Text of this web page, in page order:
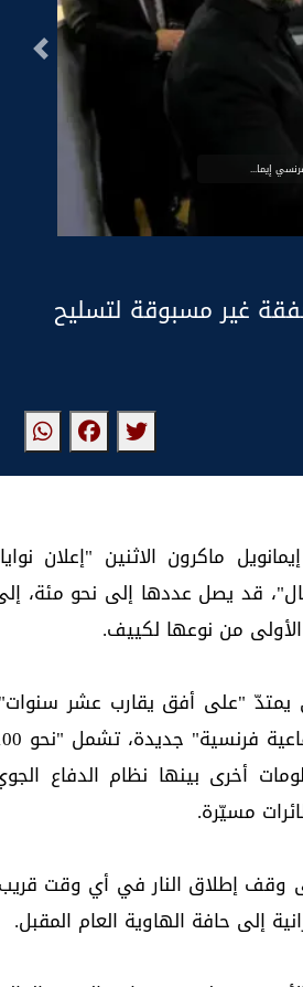
إيما...
التالى
غير مسبوقة لتسليح
ماكرون الاثنين "إعلان
قد يصل عددها إلى نحو مئة،
من نوعها لكييف.
يمتدّ "على أفق يقارب عشر
يفتح الباب أمام عقود مستقبلية لـ"اقتناء
أخرى بينها نظام الدفاع
وقف إطلاق النار في أي وقت
إلى حافة الهاوية العام المقبل.
نتنياهو
أمريكية